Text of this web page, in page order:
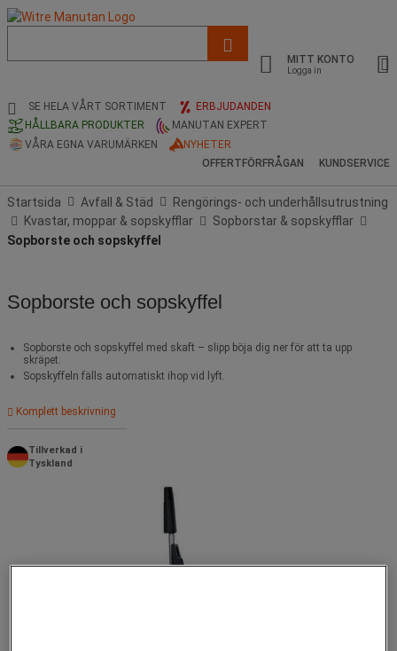
och
sökhistorik
MITT KONTO
Logga in
SE HELA VÅRT SORTIMENT
ERBJUDANDEN
HÅLLBARA PRODUKTER
MANUTAN EXPERT
VÅRA EGNA VARUMÄRKEN
NYHETER
OFFERTFÖRFRÅGAN
KUNDSERVICE
Startsida Avfall & Städ
Rengörings- och underhållsutrustning
Kvastar, moppar & sopskyfflar
Sopborstar & sopskyfflar
Sopborste och sopskyffel
Sopborste och sopskyffel
Sopborste och sopskyffel med skaft – slipp böja dig ner för att ta upp
skräpet.
Sopskyffeln fälls automatiskt ihop vid lyft.
Komplett beskrivning
Tillverkad i
Tyskland